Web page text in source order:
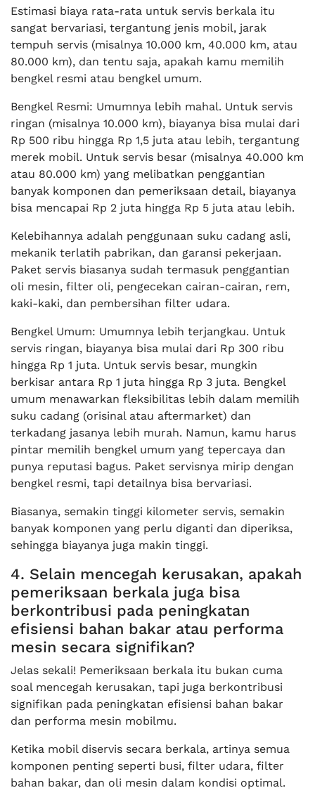
Estimasi biaya rata-rata untuk servis berkala itu
sangat bervariasi, tergantung jenis mobil, jarak
tempuh servis (misalnya 10.000 km, 40.000 km, atau
80.000 km), dan tentu saja, apakah kamu memilih
bengkel resmi atau bengkel umum.
Bengkel Resmi: Umumnya lebih mahal. Untuk servis
ringan (misalnya 10.000 km), biayanya bisa mulai dari
Rp 500 ribu hingga Rp 1,5 juta atau lebih, tergantung
merek mobil. Untuk servis besar (misalnya 40.000 km
atau 80.000 km) yang melibatkan penggantian
banyak komponen dan pemeriksaan detail, biayanya
bisa mencapai Rp 2 juta hingga Rp 5 juta atau lebih.
Kelebihannya adalah penggunaan suku cadang asli,
mekanik terlatih pabrikan, dan garansi pekerjaan.
Paket servis biasanya sudah termasuk penggantian
oli mesin, filter oli, pengecekan cairan-cairan, rem,
kaki-kaki, dan pembersihan filter udara.
Bengkel Umum: Umumnya lebih terjangkau. Untuk
servis ringan, biayanya bisa mulai dari Rp 300 ribu
hingga Rp 1 juta. Untuk servis besar, mungkin
berkisar antara Rp 1 juta hingga Rp 3 juta. Bengkel
umum menawarkan fleksibilitas lebih dalam memilih
suku cadang (orisinal atau aftermarket) dan
terkadang jasanya lebih murah. Namun, kamu harus
pintar memilih bengkel umum yang tepercaya dan
punya reputasi bagus. Paket servisnya mirip dengan
bengkel resmi, tapi detailnya bisa bervariasi.
Biasanya, semakin tinggi kilometer servis, semakin
banyak komponen yang perlu diganti dan diperiksa,
sehingga biayanya juga makin tinggi.
4. Selain mencegah kerusakan, apakah
pemeriksaan berkala juga bisa
berkontribusi pada peningkatan
efisiensi bahan bakar atau performa
mesin secara signifikan?
Jelas sekali! Pemeriksaan berkala itu bukan cuma
soal mencegah kerusakan, tapi juga berkontribusi
signifikan pada peningkatan efisiensi bahan bakar
dan performa mesin mobilmu.
Ketika mobil diservis secara berkala, artinya semua
komponen penting seperti busi, filter udara, filter
bahan bakar, dan oli mesin dalam kondisi optimal.